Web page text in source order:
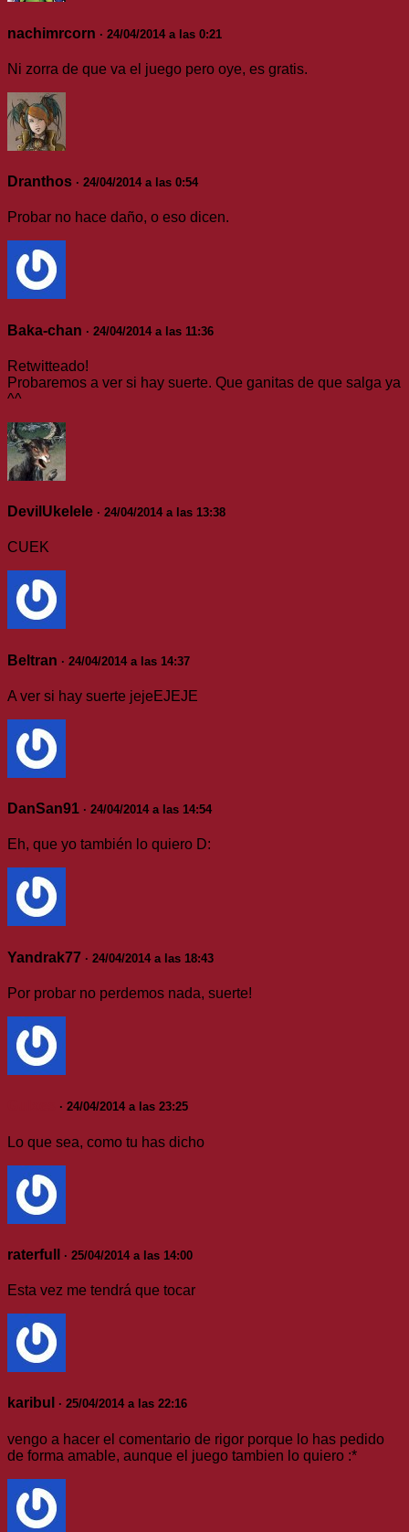
nachimrcorn · 24/04/2014 a las 0:21
Ni zorra de que va el juego pero oye, es gratis.
Dranthos · 24/04/2014 a las 0:54
Probar no hace daño, o eso dicen.
Baka-chan · 24/04/2014 a las 11:36
Retwitteado!
Probaremos a ver si hay suerte. Que ganitas de que salga ya
^^
DevilUkelele · 24/04/2014 a las 13:38
CUEK
Beltran · 24/04/2014 a las 14:37
A ver si hay suerte jejeEJEJE
DanSan91 · 24/04/2014 a las 14:54
Eh, que yo también lo quiero D:
Yandrak77 · 24/04/2014 a las 18:43
Por probar no perdemos nada, suerte!
· 24/04/2014 a las 23:25
Lo que sea, como tu has dicho
raterfull · 25/04/2014 a las 14:00
Esta vez me tendrá que tocar
karibul · 25/04/2014 a las 22:16
vengo a hacer el comentario de rigor porque lo has pedido
de forma amable, aunque el juego tambien lo quiero :*